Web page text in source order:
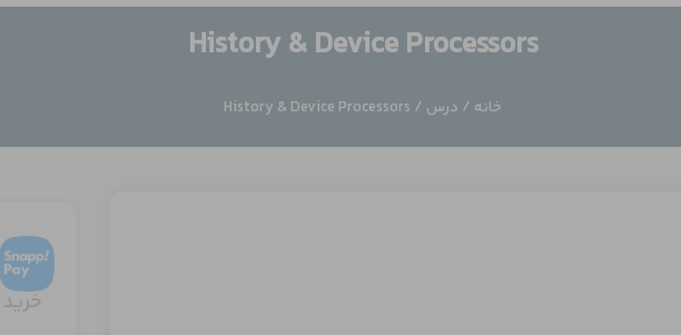
History & Device Processors
خانه / درس / History & Device Processors